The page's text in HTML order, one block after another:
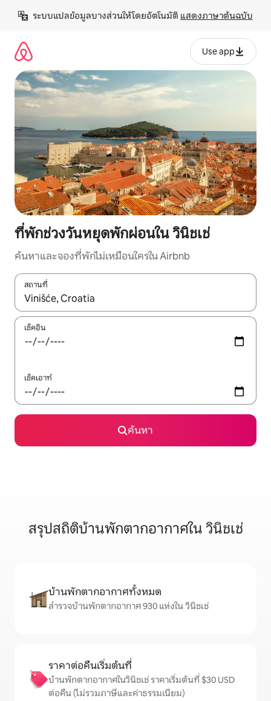
เนื้อหา
ระบบแปลข้อมูลบางส่วนให้โดยอัตโนมัติ แสดงภาษาต้นฉบับ
Use app
ที่พักช่วงวันหยุดพักผ่อนใน วินิชเช่
ค้นหาและจองที่พักไม่เหมือนใครใน Airbnb
สถานที่
ใช้ลูกศรขึ้นลง หรือใช้การสัมผัสหรือปัด เพื่อสำรวจผลการค้นหา
เช็คอิน
เช็คเอาท์
ค้นหา
สรุปสถิติบ้านพักตากอากาศใน วินิชเช่
บ้านพักตากอากาศทั้งหมด
สำรวจบ้านพักตากอากาศ 930 แห่งใน วินิชเช่
ราคาต่อคืนเริ่มต้นที่
บ้านพักตากอากาศในวินิชเช่ ราคาเริ่มต้นที่ $30 USD
ต่อคืน (ไม่รวมภาษีและค่าธรรมเนียม)